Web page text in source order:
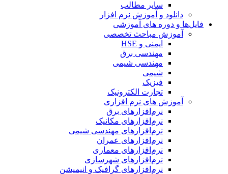
سایر مطالب
دانلود و آموزش نرم افزار
فایل‌ها و دوره های آموزشی
آموزش مباحث تخصصی
ایمنی و HSE
مهندسی برق
مهندسی شیمی
شیمی
فیزیک
تجارت الکترونیک
آموزش های نرم افزاری
نرم‌افزارهای برق
نرم‌افزارهای مکانیک
نرم‌افزارهای مهندسی شیمی
نرم‌افزارهای عمران
نرم‌افزارهای معماری
نرم‌افزارهای شهرسازی
نرم‌افزارهای گرافیک و انیمیشن